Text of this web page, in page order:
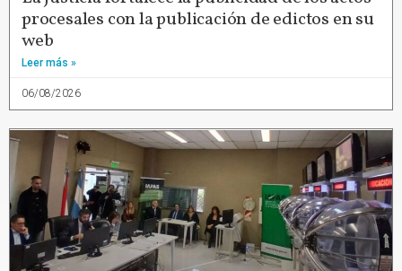
procesales con la publicación de edictos en su
web
Leer más »
06/08/2026